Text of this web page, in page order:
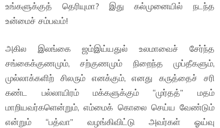
உங்களுக்குத் தெரியுமா? இது கல்முனையில் நடந்த
உன்மைச் சம்பவம்!
அகில இலங்கை ஜம்இய்யதுல் உலமாவைச் சேர்ந்த
சங்கைக்குணமும், சற்குணமும் நிறைந்த முப்தீகளும்,
முல்லாக்களிற் சிலரும் எனக்கும், எனது கருத்தைச் சரி
கண்ட பல்லாயிரம் மக்களுக்கும் “முர்தத்” மதம்
மாறியவர்களென்றும், எம்மைக் கொலை செய்ய வேண்டும்
என்றும் “பத்வா” வழங்கிவிட்டு அவர்கள் ஓய்வு